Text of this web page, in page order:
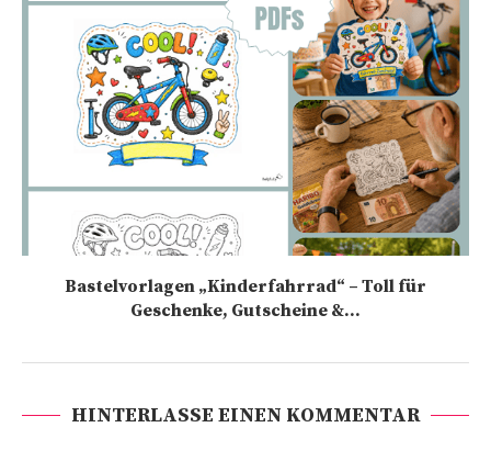
Bastelvorlagen „Kinderfahrrad“ – Toll für
Geschenke, Gutscheine &...
HINTERLASSE EINEN KOMMENTAR